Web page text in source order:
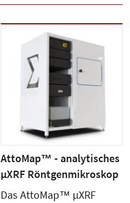
AttoMap™ - analytisches
µXRF Röntgenmikroskop
Das AttoMap™ µXRF